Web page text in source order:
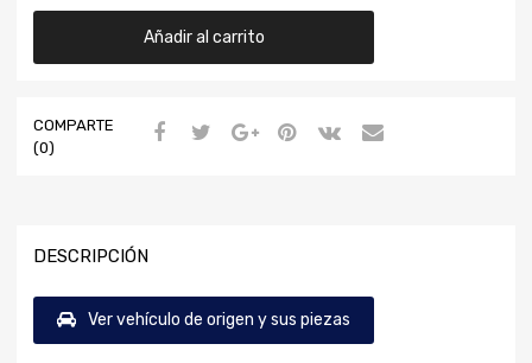
Añadir al carrito
COMPARTE
(0)
DESCRIPCIÓN
Ver vehículo de origen y sus piezas